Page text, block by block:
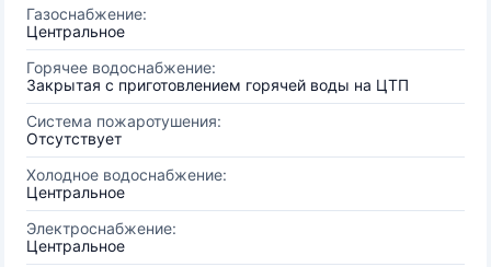
Газоснабжение:
Центральное
Горячее водоснабжение:
Закрытая с приготовлением горячей воды на ЦТП
Система пожаротушения:
Отсутствует
Холодное водоснабжение:
Центральное
Электроснабжение:
Центральное